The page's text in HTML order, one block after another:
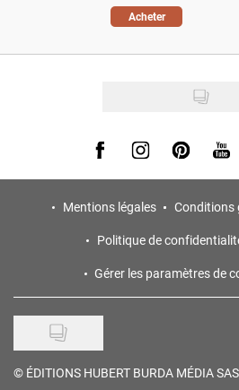
Acheter
Visit us on Facebook
Visit us on Instagram
Visit us onVisit
Mentions légales
Conditions
Politique de
Gérer les paramètres de
© ÉDITIONS HUBERT BURDA MÉDIA